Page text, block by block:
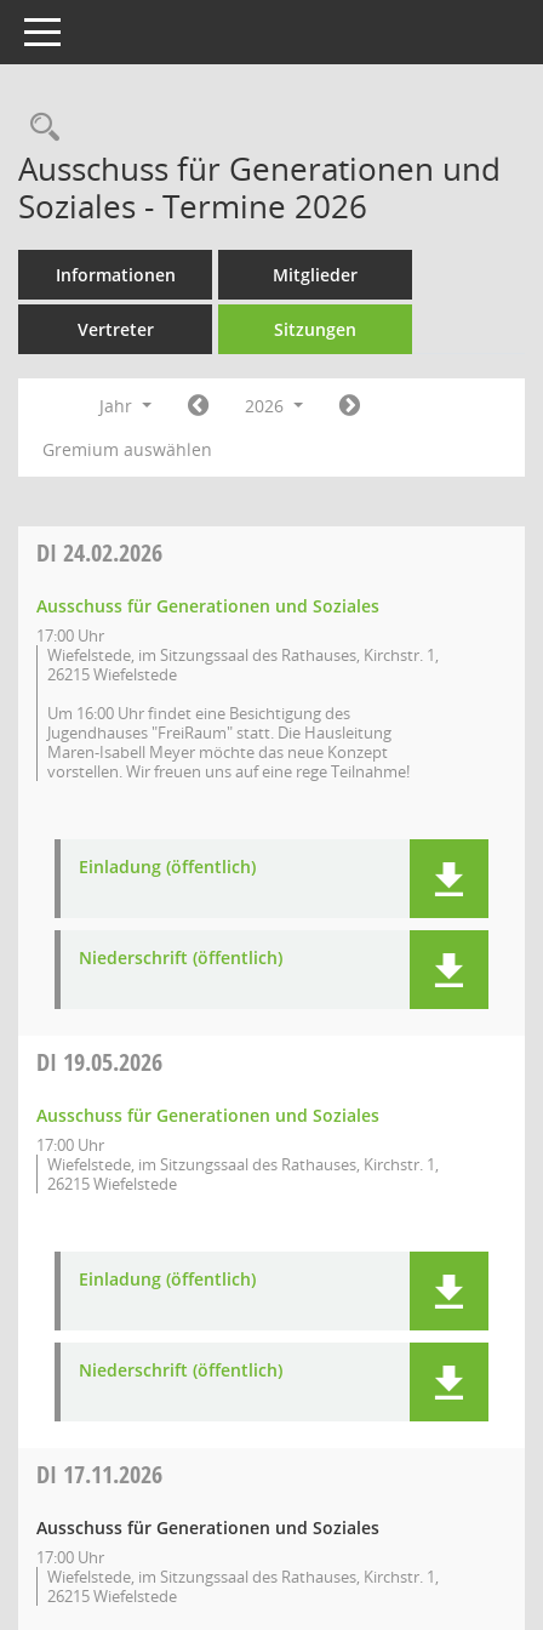
Toggle navigation
Rechercheauswahl
Ausschuss für Generationen und
Soziales - Termine 2026
Informationen Mitglieder
Vertreter Sitzungen
Jahr
2026
Gremium auswählen
DI 24.02.2026
Ausschuss für Generationen und Soziales
17:00 Uhr
Wiefelstede, im Sitzungssaal des Rathauses, Kirchstr. 1,
26215 Wiefelstede
Um 16:00 Uhr findet eine Besichtigung des
Jugendhauses "FreiRaum" statt. Die Hausleitung
Maren-Isabell Meyer möchte das neue Konzept
vorstellen. Wir freuen uns auf eine rege Teilnahme!
Einladung (öffentlich)
Niederschrift (öffentlich)
DI 19.05.2026
Ausschuss für Generationen und Soziales
17:00 Uhr
Wiefelstede, im Sitzungssaal des Rathauses, Kirchstr. 1,
26215 Wiefelstede
Einladung (öffentlich)
Niederschrift (öffentlich)
DI 17.11.2026
Ausschuss für Generationen und Soziales
17:00 Uhr
Wiefelstede, im Sitzungssaal des Rathauses, Kirchstr. 1,
26215 Wiefelstede